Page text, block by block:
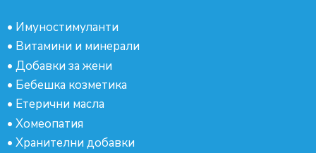
• Имуностимуланти
• Витамини и минерали
• Добавки за жени
• Бебешка козметика
• Етерични масла
• Хомеопатия
• Хранителни добавки